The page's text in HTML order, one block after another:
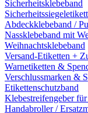
Sicherheitsklebeband
Abdeckklebeband /
Nassklebeband mit
Weihnachtsklebeband
Versand-Etiketten +
Warnetiketten &
Verschlussmarken &
Etikettenschutzband
Klebestreifengeber
Handabroller /